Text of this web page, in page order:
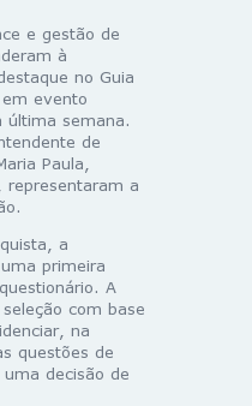
e gestão de
à
no Guia
evento
última semana.
de
Paula,
representaram a
a
primeira
A
com base
na
questões de
decisão de